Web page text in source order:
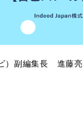
）副編集長 進藤亮